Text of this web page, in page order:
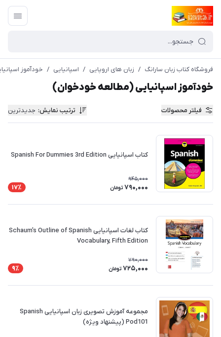
فروشگاه کتاب زبان سارانگ / زبان های اروپایی / اسپانیایی / خودآموز
خودآموز اسپانیایی (مطالعه خودخوان)
فیلتر محصولات ترتیب نمایش: جدیدترین
کتاب اسپانیایی Spanish For Dummies 3rd Edition
945,000
790,000 تومان 17٪
کتاب لغات اسپانیایی Schaum's Outline of Spanish
Vocabulary, Fifth Edition
790,000
725,000 تومان 9٪
مجموعه آموزش تصویری زبان اسپانیایی Spanish
Pod101 (پیشنهاد ویژه)